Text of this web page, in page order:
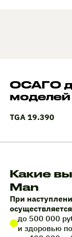
ОСАГО
моделей
TGA 19.390
Какие
Man
При
до 500 000
и здоровью